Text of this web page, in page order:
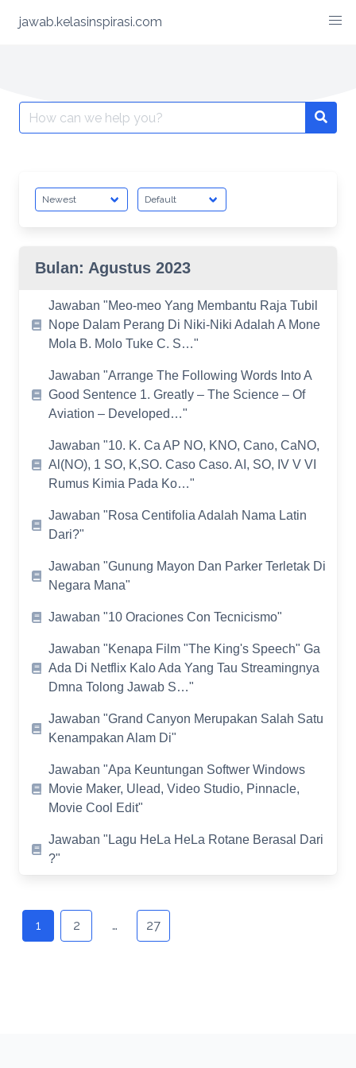
jawab.kelasinspirasi.com
Search
for:
Bulan: Agustus 2023
Jawaban "Meo-meo Yang Membantu Raja Tubil
Nope Dalam Perang Di Niki-Niki Adalah A Mone
Mola B. Molo Tuke C. S…"
Jawaban "Arrange The Following Words Into A
Good Sentence 1. Greatly – The Science – Of
Aviation – Developed…"
Jawaban "10. K. Ca AP NO, KNO, Cano, CaNO,
Al(NO), 1 SO, K,SO. Caso Caso. AI, SO, IV V VI
Rumus Kimia Pada Ko…"
Jawaban "Rosa Centifolia Adalah Nama Latin
Dari?​"
Jawaban "Gunung Mayon Dan Parker Terletak Di
Negara Mana"
Jawaban "10 Oraciones Con Tecnicismo"
Jawaban "Kenapa Film "The King's Speech" Ga
Ada Di Netflix Kalo Ada Yang Tau Streamingnya
Dmna Tolong Jawab S…"
Jawaban "Grand Canyon Merupakan Salah Satu
Kenampakan Alam Di"
Jawaban "Apa Keuntungan Softwer Windows
Movie Maker, Ulead, Video Studio, Pinnacle,
Movie Cool Edit"
Jawaban "Lagu HeLa HeLa Rotane Berasal Dari
?"
navigation
1 2 … 27